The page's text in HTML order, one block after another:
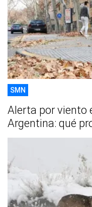
SMN
Alerta por viento
Argentina: qué